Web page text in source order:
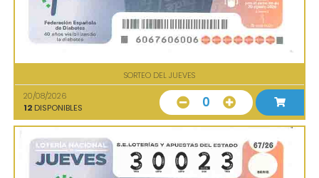
SORTEO DEL JUEVES
20/08/2026
12 DISPONIBLES 0